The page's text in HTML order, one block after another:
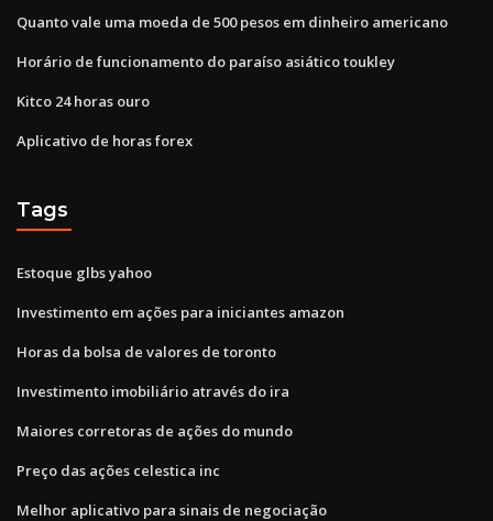
Quanto vale uma moeda de 500 pesos em dinheiro americano
Horário de funcionamento do paraíso asiático toukley
Kitco 24 horas ouro
Aplicativo de horas forex
Tags
Estoque glbs yahoo
Investimento em ações para iniciantes amazon
Horas da bolsa de valores de toronto
Investimento imobiliário através do ira
Maiores corretoras de ações do mundo
Preço das ações celestica inc
Melhor aplicativo para sinais de negociação